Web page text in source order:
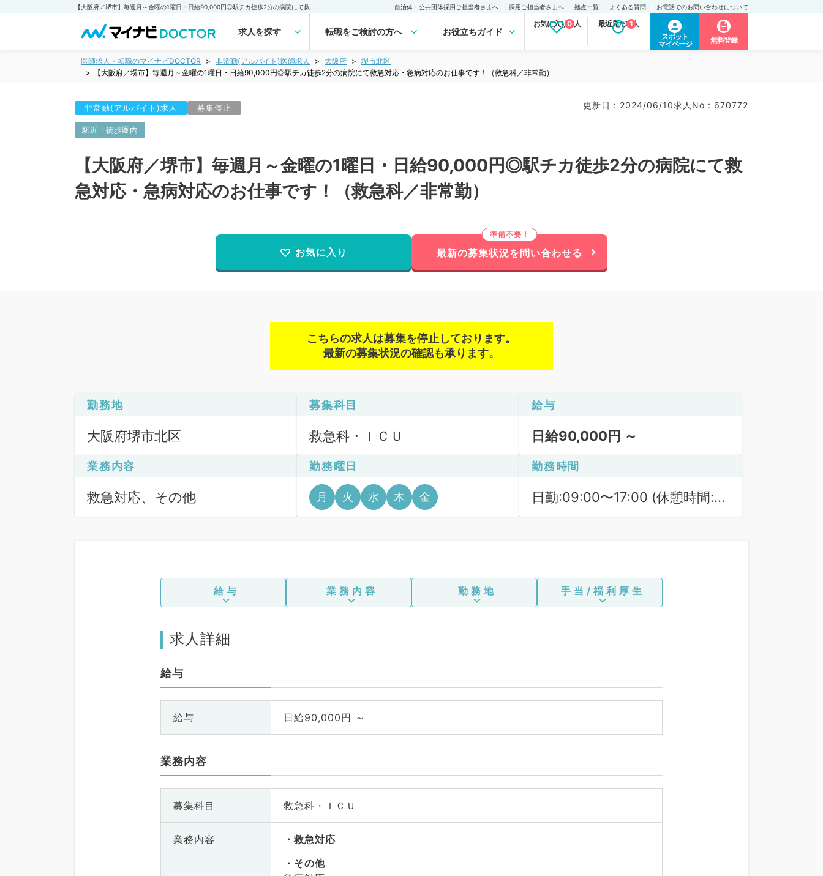
自治体・公共団体採用ご担当者さまへ 採用ご担当者さまへ 拠点一覧 よくある質問 お電話でのお問い合わせについて
求人を探す 転職をご検討の方へ お役立ちガイド
お気に入り求人
0 最近見た求人
1
スポット
マイページ
無料登録
医師求人・転職のマイナビDOCTOR 非常勤(アルバイト)医師求人 大阪府
堺市北区
【大阪府／堺市】毎週月～金曜の1曜日・日給90,000円◎駅チカ徒歩2分の病院にて救急対応・急病対応のお仕事です！（救急科／非常勤）
非常勤(アルバイト)求人 募集停止 更新日 : 2024/06/10求人No : 670772
駅近・徒歩圏内
【大阪府／堺市】毎週月～金曜の1曜日・日給90,000円◎駅チカ徒歩2分の病院にて救
急対応・急病対応のお仕事です！（救急科／非常勤）
お気に入り 最新の募集状況を問い合わせる
こちらの求人は募集を停止しております。
最新の募集状況の確認も承ります。
勤務地
大阪府堺市北区
募集科目
救急科・ＩＣＵ
給与
日給90,000円 ～
業務内容
救急対応、その他
勤務曜日
月 火 水 木 金
勤務時間
日勤:09:00〜17:00 (休憩時間:
給与 業務内容 勤務地 手当/福利厚生
求人詳細
給与
給与 日給90,000円 ～
業務内容
募集科目 救急科・ＩＣＵ
業務内容
救急対応
その他